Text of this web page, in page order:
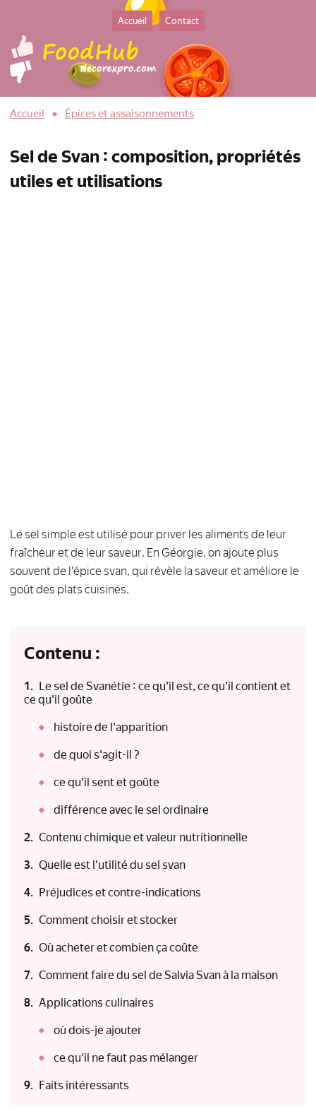
Accueil Contact
Accueil Épices et assaisonnements
Sel de Svan : composition, propriétés
utiles et utilisations
Le sel simple est utilisé pour priver les aliments de leur
fraîcheur et de leur saveur. En Géorgie, on ajoute plus
souvent de l'épice svan, qui révèle la saveur et améliore le
goût des plats cuisinés.
Contenu :
Le sel de Svanétie : ce qu'il est, ce qu'il contient et
ce qu'il goûte
histoire de l'apparition
de quoi s'agit-il ?
ce qu'il sent et goûte
différence avec le sel ordinaire
Contenu chimique et valeur nutritionnelle
Quelle est l'utilité du sel svan
Préjudices et contre-indications
Comment choisir et stocker
Où acheter et combien ça coûte
Comment faire du sel de Salvia Svan à la maison
Applications culinaires
où dois-je ajouter
ce qu'il ne faut pas mélanger
Faits intéressants